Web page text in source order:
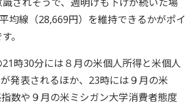
均線（28,669円）を維持できるかがポイ
。
時30分には８月の米個人所得と米個人
発表されるほか、23時には９月の米
数や９月の米ミシガン大学消費者態度